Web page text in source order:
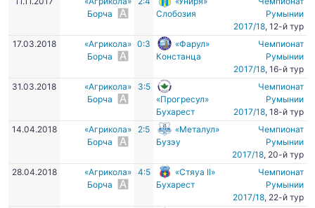
Борча
Слобозия
Румынии
2017/18, 12-й тур
17.03.2018
«Агрикола»
Борча
0:3
«Фарул»
Констанца
Чемпионат
Румынии
2017/18, 16-й тур
31.03.2018
«Агрикола»
Борча
3:5
«Прогресул»
Бухарест
Чемпионат
Румынии
2017/18, 18-й тур
14.04.2018
«Агрикола»
Борча
2:5
«Металул»
Бузэу
Чемпионат
Румынии
2017/18, 20-й тур
28.04.2018
«Агрикола»
Борча
4:5
«Стяуа II»
Бухарест
Чемпионат
Румынии
2017/18, 22-й тур